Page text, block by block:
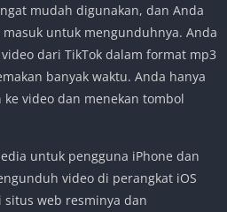
mudah digunakan, dan Anda
untuk mengunduhnya. Anda
dari TikTok dalam format mp3
banyak waktu. Anda hanya
video dan menekan tombol
untuk pengguna iPhone dan
video di perangkat iOS
web resminya dan